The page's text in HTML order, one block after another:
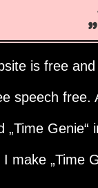
is free
speech free.
Time Genie
I make Time